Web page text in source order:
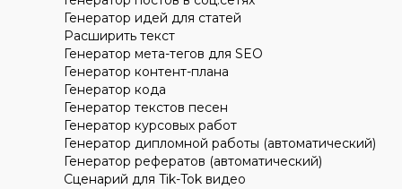
Генератор идей для статей
Расширить текст
Генератор мета-тегов для SEO
Генератор контент-плана
Генератор кода
Генератор текстов песен
Генератор курсовых работ
Генератор дипломной работы (автоматический)
Генератор рефератов (автоматический)
Сценарий для Tik-Tok видео